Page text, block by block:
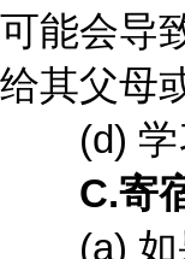
可能会导
给其父母
(d) 学
C.寄
(a) 如果